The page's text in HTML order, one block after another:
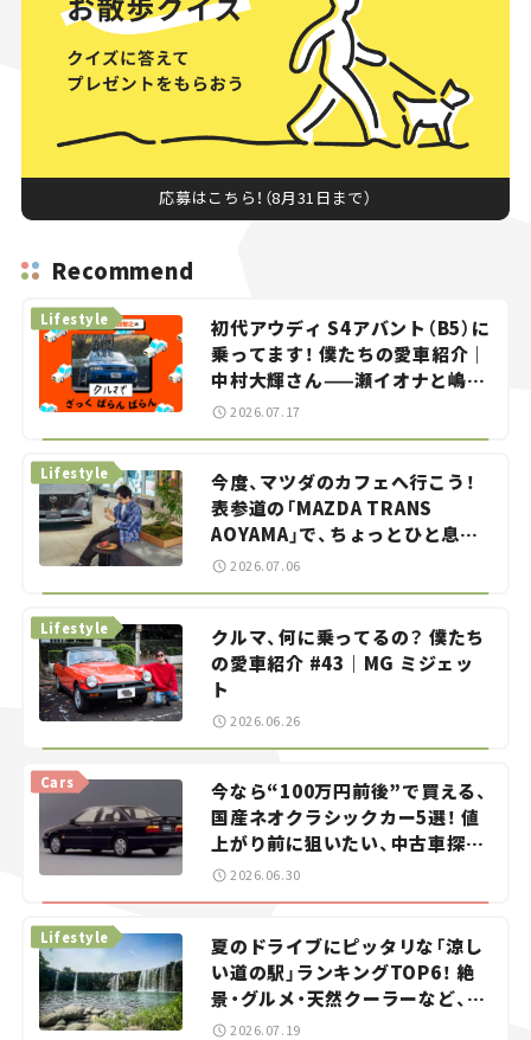
応募はこちら！（8月31日まで）
Recommend
初代アウディ S4アバント（B5）に
乗ってます！ 僕たちの愛車紹介｜
中村大輝さん——瀬イオナと嶋田
智之の「クルマでざっくばらんば
Lifestyle
2026.07.17
今度、マツダのカフェへ行こう！
表参道の「MAZDA TRANS
AOYAMA」で、ちょっとひと息。
——連載｜CCGとクルマでどうす
る？＜第13回＞
Lifestyle
2026.07.06
クルマ、何に乗ってるの？ 僕たち
の愛車紹介 #43｜MG ミジェッ
ト
Lifestyle
2026.06.26
今なら“100万円前後”で買える、
国産ネオクラシックカー5選！ 値
上がり前に狙いたい、中古車探し
をお手伝い――ちょっとイケてるマ
イカー選び #02
Cars
2026.06.30
夏のドライブにピッタリな「涼し
い道の駅」ランキングTOP6！ 絶
景・グルメ・天然クーラーなど、避
暑におすすめのスポットを紹介
Lifestyle
2026.07.19